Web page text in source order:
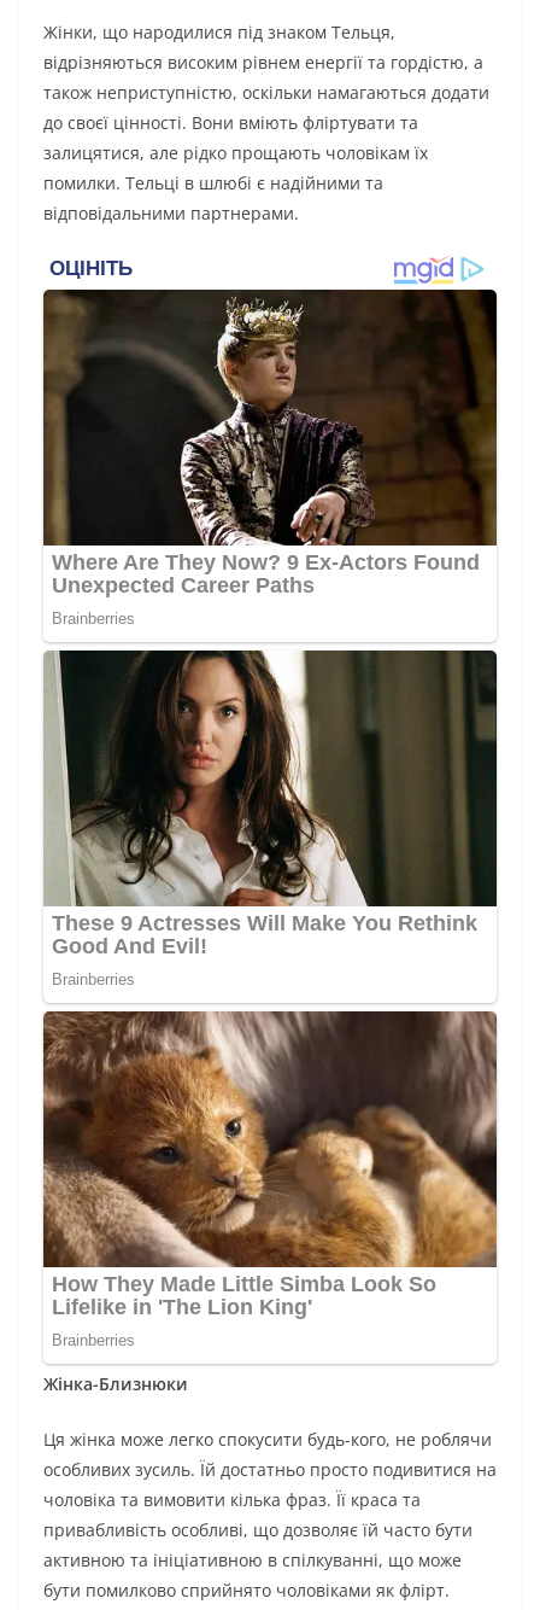
Жінки, що народилися під знаком Тельця,
відрізняються високим рівнем енергії та гордістю, а
також неприступністю, оскільки намагаються додати
до своєї цінності. Вони вміють фліртувати та
залицятися, але рідко прощають чоловікам їх
помилки. Тельці в шлюбі є надійними та
відповідальними партнерами.
Жінка-Близнюки
Ця жінка може легко спокусити будь-кого, не роблячи
особливих зусиль. Їй достатньо просто подивитися на
чоловіка та вимовити кілька фраз. Її краса та
привабливість особливі, що дозволяє їй часто бути
активною та ініціативною в спілкуванні, що може
бути помилково сприйнято чоловіками як флірт.